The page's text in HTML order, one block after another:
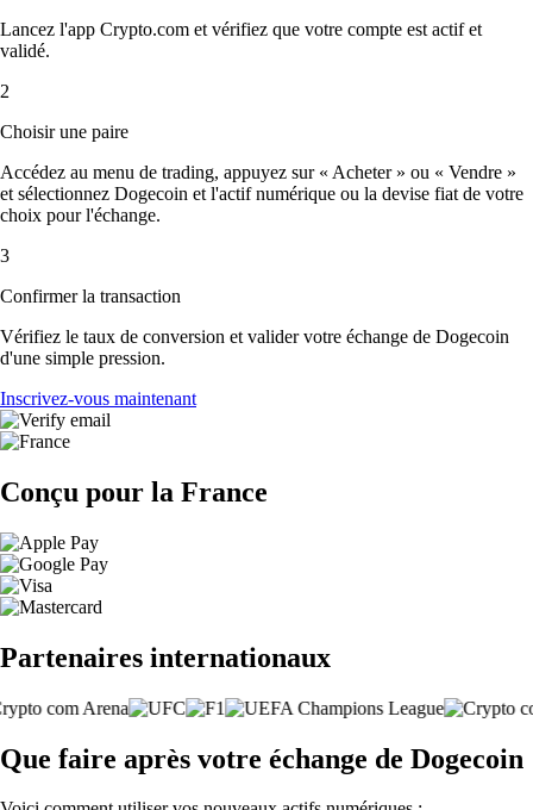
Lancez l'app Crypto.com et vérifiez que votre compte est actif et
validé.
2
Choisir une paire
Accédez au menu de trading, appuyez sur « Acheter » ou « Vendre »
et sélectionnez Dogecoin et l'actif numérique ou la devise fiat de votre
choix pour l'échange.
3
Confirmer la transaction
Vérifiez le taux de conversion et valider votre échange de Dogecoin
d'une simple pression.
Inscrivez-vous maintenant
Conçu pour la France
Partenaires internationaux
Que faire après votre échange de Dogecoin